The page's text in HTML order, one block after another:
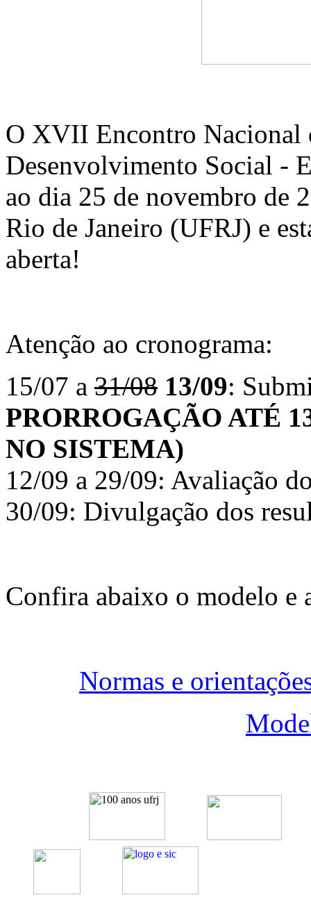
O XVII Encontro Nacional
Desenvolvimento Social -
ao dia 25 de novembro de
Rio de Janeiro (UFRJ) e
aberta!
Atenção ao cronograma:
15/07 a 31/08 13/09:
PRORROGAÇÃO ATÉ
NO SISTEMA)
12/09 a 29/09: Avaliação
30/09: Divulgação dos
Confira abaixo o modelo e
Normas e